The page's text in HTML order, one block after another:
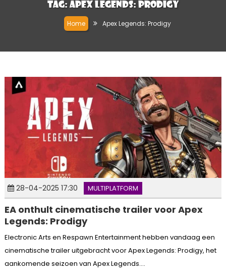
Tag: Apex Legends: Prodigy
Home Apex Legends: Prodigy
28-04-2025 17:30 MULTIPLATFORM
EA onthult cinematische trailer voor Apex
Legends: Prodigy
Electronic Arts en Respawn Entertainment hebben vandaag een
cinematische trailer uitgebracht voor Apex Legends: Prodigy, het
aankomende seizoen van Apex Legends....